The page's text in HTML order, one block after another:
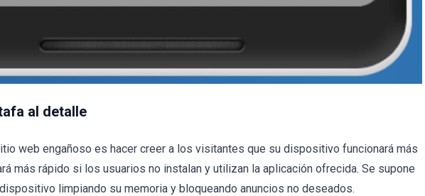
al detalle
web engañoso es hacer creer a los visitantes que su dispositivo funcionará más
más rápido si los usuarios no instalan y utilizan la aplicación ofrecida. Se supone
limpiando su memoria y bloqueando anuncios no deseados.